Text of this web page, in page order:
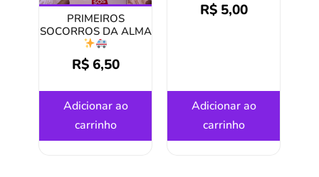
PRIMEIROS
SOCORROS DA ALMA
R$6,50
Adicionar ao
carrinho
R$5,00
Adicionar ao
carrinho